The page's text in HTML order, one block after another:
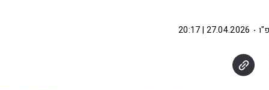
27.04.2026 | 20:17